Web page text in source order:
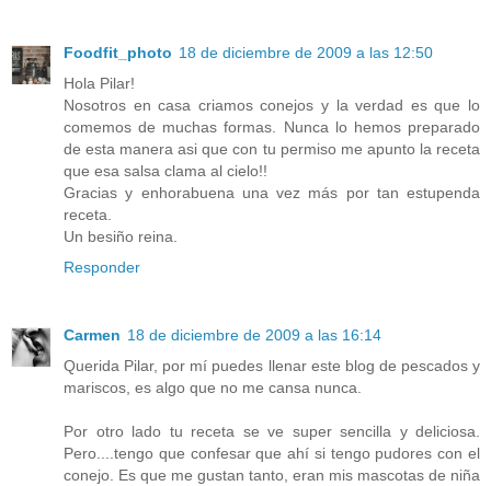
Foodfit_photo 18 de diciembre de 2009 a las 12:50
Hola Pilar!
Nosotros en casa criamos conejos y la verdad es que lo
comemos de muchas formas. Nunca lo hemos preparado
de esta manera asi que con tu permiso me apunto la receta
que esa salsa clama al cielo!!
Gracias y enhorabuena una vez más por tan estupenda
receta.
Un besiño reina.
Responder
Carmen 18 de diciembre de 2009 a las 16:14
Querida Pilar, por mí puedes llenar este blog de pescados y
mariscos, es algo que no me cansa nunca.
Por otro lado tu receta se ve super sencilla y deliciosa.
Pero....tengo que confesar que ahí si tengo pudores con el
conejo. Es que me gustan tanto, eran mis mascotas de niña